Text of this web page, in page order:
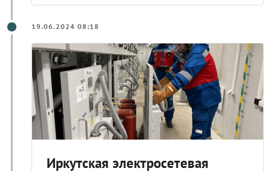
19.06.2024 08:18
Иркутская электросетевая